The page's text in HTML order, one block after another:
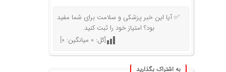
✅ آیا این خبر پزشکی و سلامت برای شما مفید
بود؟ امتیاز خود را ثبت کنید.
[کل: 0 میانگین: 0
]
به اشتراک بگذارید